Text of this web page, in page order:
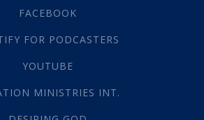
Die Onse Vader(12)
Afgode(23)
(1)
Alomteenwoordig
FACEBOOK
FOR PODCASTERS
YOUTUBE
MINISTRIES INT.